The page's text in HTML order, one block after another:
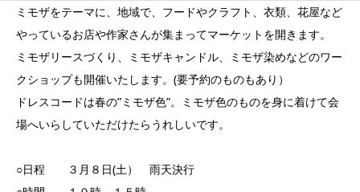
ミモザをテーマに、地域で、フードやクラフト、衣類、花屋など
やっているお店や作家さんが集まってマーケットを開きます。
ミモザリースづくり、ミモザキャンドル、ミモザ染めなどのワー
クショップも開催いたします。(要予約のものもあり）
ドレスコードは春の”ミモザ色”。ミモザ色のものを身に着けて会
場へいらしていただけたらうれしいです。
○日程 ３月８日(土） 雨天決行